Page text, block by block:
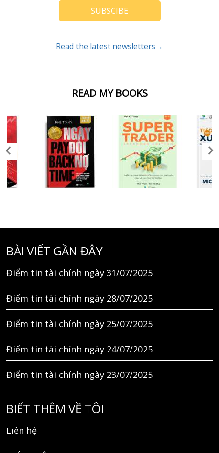
READ MY BOOKS
SUBSCIBE
Read the latest newsletters→
BÀI VIẾT GẦN ĐÂY
Điểm tin tài chính ngày 31/07/2025
Điểm tin tài chính ngày 28/07/2025
Điểm tin tài chính ngày 25/07/2025
Điểm tin tài chính ngày 24/07/2025
Điểm tin tài chính ngày 23/07/2025
BIẾT THÊM VỀ TÔI
Liên hệ